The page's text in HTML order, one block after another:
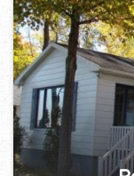
D L
1
7
8
14
15
21
22
28